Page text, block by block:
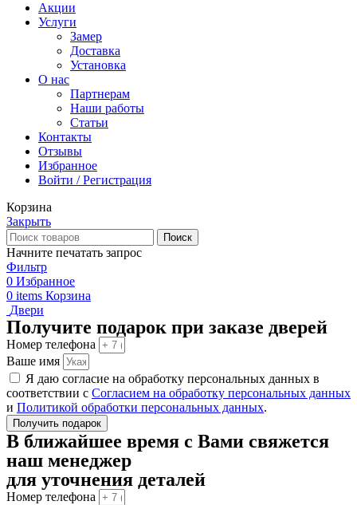
Акции
Услуги
Замер
Доставка
Установка
О нас
Партнерам
Наши работы
Статьи
Контакты
Отзывы
Избранное
Войти / Регистрация
Корзина
Закрыть
Поиск
Начните печатать запрос
Фильтр
0 Избранное
0 items Корзина
Двери
Получите подарок при заказе дверей
Номер телефона
Ваше имя
Я даю согласие на обработку персональных данных в
соответствии с Согласием на обработку персональных данных
и Политикой обработки персональных данных.
Получить подарок
В ближайшее время с Вами свяжется
наш менеджер
для уточнения деталей
Номер телефона